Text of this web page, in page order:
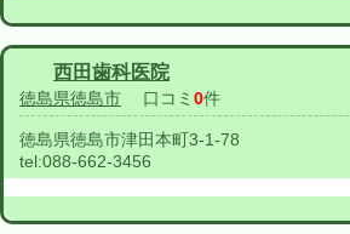
西田歯科医院
徳島県徳島市 口コミ 0件
徳島県徳島市津田本町3-1-78
tel:088-662-3456